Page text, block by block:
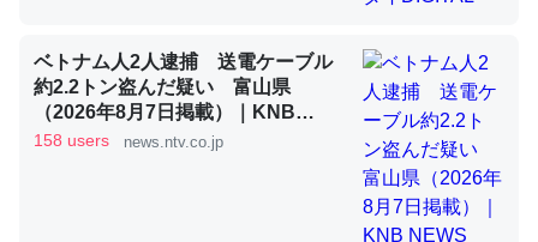
─ニュース :: 【研究発表】昆虫学の大問題＝「昆虫はなぜ海にいな
いのか」に関する新仮説
これを元に考えるとカルシウムを大量に使う脊椎動物と貝
ベトナム人2人逮捕 送電ケーブル
約2.2トン盗んだ疑い 富山県
（2026年8月7日掲載）｜KNB
NEWS NNN
158 users news.ntv.co.jp